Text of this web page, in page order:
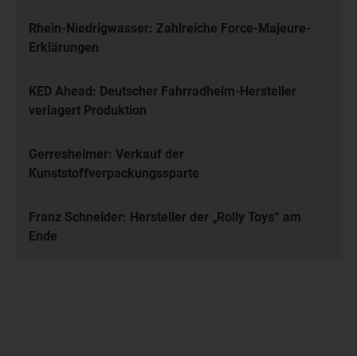
Rhein-Niedrigwasser: Zahlreiche Force-Majeure-
Erklärungen
KED Ahead: Deutscher Fahrradhelm-Hersteller
verlagert Produktion
Gerresheimer: Verkauf der
Kunststoffverpackungssparte
Franz Schneider: Hersteller der „Rolly Toys“ am
Ende